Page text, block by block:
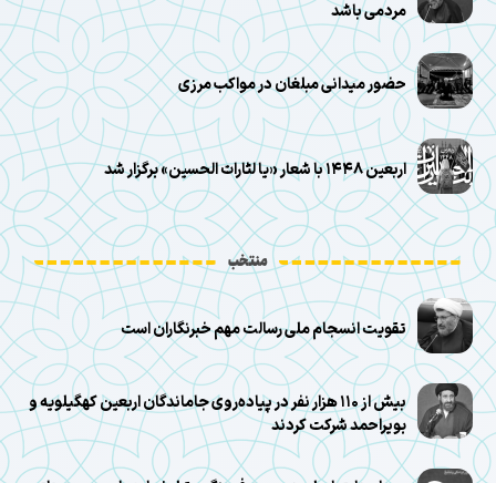
مردمی باشد
حضور میدانی مبلغان در مواکب مرزی
اربعین ۱۴۴۸ با شعار «یا لثارات الحسین» برگزار شد
منتخب
تقویت انسجام ملی رسالت مهم خبرنگاران است
بیش از ۱۱۰ هزار نفر در پیاده‌روی جاماندگان اربعین کهگیلویه و
بویراحمد شرکت کردند